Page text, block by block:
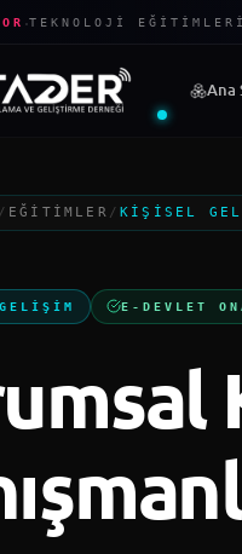
·TEKNOLOJI EĞITIMLERI
Ana
/ EĞITIMLER /KIŞISEL
E-DEVLET